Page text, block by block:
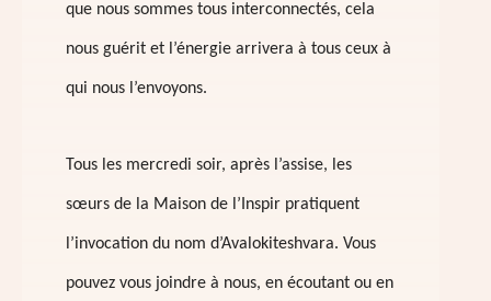
que nous sommes tous interconnectés, cela
nous guérit et l’énergie arrivera à tous ceux à
qui nous l’envoyons.
Tous les mercredi soir, après l’assise, les
sœurs de la Maison de l’Inspir pratiquent
l’invocation du nom d’Avalokiteshvara. Vous
pouvez vous joindre à nous, en écoutant ou en